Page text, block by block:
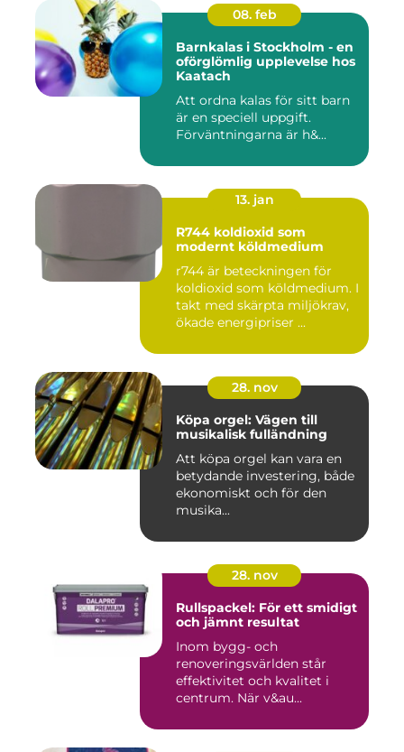
08. feb
Barnkalas i Stockholm - en
oförglömlig upplevelse hos
Kaatach
Att ordna kalas för sitt barn
är en speciell uppgift.
Förväntningarna är h&...
13. jan
R744 koldioxid som
modernt köldmedium
r744 är beteckningen för
koldioxid som köldmedium. I
takt med skärpta miljökrav,
ökade energipriser ...
28. nov
Köpa orgel: Vägen till
musikalisk fulländning
Att köpa orgel kan vara en
betydande investering, både
ekonomiskt och för den
musika...
28. nov
Rullspackel: För ett smidigt
och jämnt resultat
Inom bygg- och
renoveringsvärlden står
effektivitet och kvalitet i
centrum. När v&au...